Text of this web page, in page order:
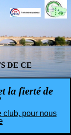
DE CE
la fierté de
club, pour nous